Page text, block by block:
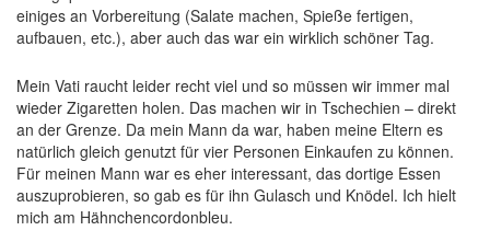
einiges an Vorbereitung (Salate machen, Spieße fertigen,
aufbauen, etc.), aber auch das war ein wirklich schöner Tag.
Mein Vati raucht leider recht viel und so müssen wir immer mal
wieder Zigaretten holen. Das machen wir in Tschechien – direkt
an der Grenze. Da mein Mann da war, haben meine Eltern es
natürlich gleich genutzt für vier Personen Einkaufen zu können.
Für meinen Mann war es eher interessant, das dortige Essen
auszuprobieren, so gab es für ihn Gulasch und Knödel. Ich hielt
mich am Hähnchencordonbleu.